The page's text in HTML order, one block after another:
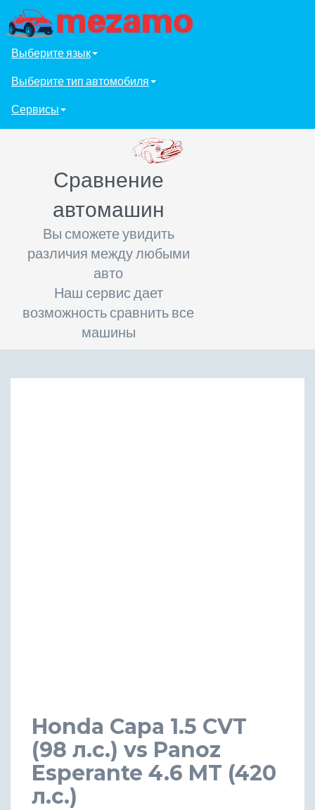
Выберите язык
Выберите тип автомобиля
Сервисы
Сравнение
автомашин
Вы сможете увидить
различия между любыми
авто
Наш сервис дает
возможность сравнить все
машины
Honda Capa 1.5 CVT
(98 л.с.) vs Panoz
Esperante 4.6 MT (420
л.с.)